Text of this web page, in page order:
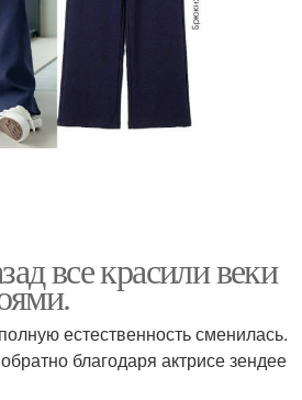
все красили веки
естественность сменилась.
благодаря актрисе зендее